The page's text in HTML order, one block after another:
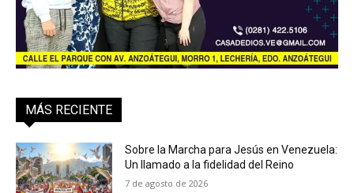
MÁS RECIENTE
Sobre la Marcha para Jesús en Venezuela:
Un llamado a la fidelidad del Reino
7 de agosto de 2026